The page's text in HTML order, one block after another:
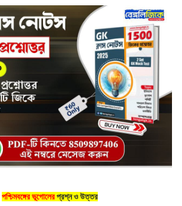
পশ্চিমবঙ্গের ভূগোলেরপ্রশ্ন ও উত্তর